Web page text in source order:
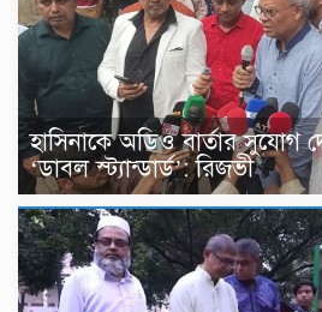
হাসিনাকে অডিও বার্তার সুযোগ
‘ডাবল স্ট্যান্ডার্ড’: রিজভী